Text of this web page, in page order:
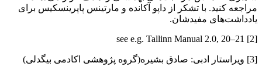
مراجعه کنید. با تشکر از داپو آکانده و مارتینس پاپرینسکیس برای
یادداشت‌های مفیدشان.
[2] see e.g. Tallinn Manual 2.0, 20–21
[3] ویراستار ادبی: صادق بشیره(گروه پژوهشی اکادمی بیگدلی)